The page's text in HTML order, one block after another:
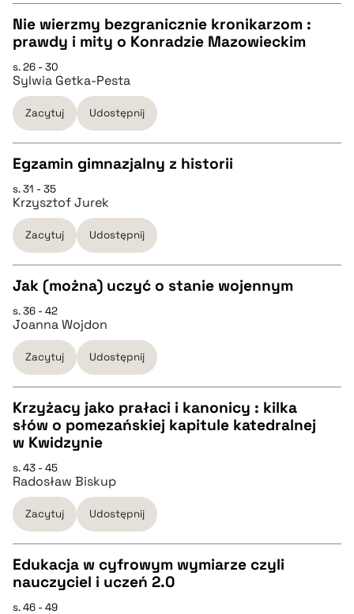
BIBTEX
pobierz cytat
CZYSTY TEKST
pobierz cytat
BIBTEX
pobierz cytat
Nie wierzmy bezgranicznie kronikarzom :
prawdy i mity o Konradzie Mazowieckim
s. 26 - 30
Sylwia Getka-Pesta
Zacytuj Udostępnij
CZYSTY TEKST
pobierz cytat
BIBTEX
pobierz cytat
Egzamin gimnazjalny z historii
s. 31 - 35
Krzysztof Jurek
Zacytuj Udostępnij
CZYSTY TEKST
pobierz cytat
BIBTEX
pobierz cytat
Jak (można) uczyć o stanie wojennym
s. 36 - 42
Joanna Wojdon
Zacytuj Udostępnij
CZYSTY TEKST
pobierz cytat
BIBTEX
pobierz cytat
Krzyżacy jako prałaci i kanonicy : kilka
słów o pomezańskiej kapitule katedralnej
w Kwidzynie
s. 43 - 45
Radosław Biskup
Zacytuj Udostępnij
CZYSTY TEKST
Edukacja w cyfrowym wymiarze czyli
nauczyciel i uczeń 2.0
s. 46 - 49